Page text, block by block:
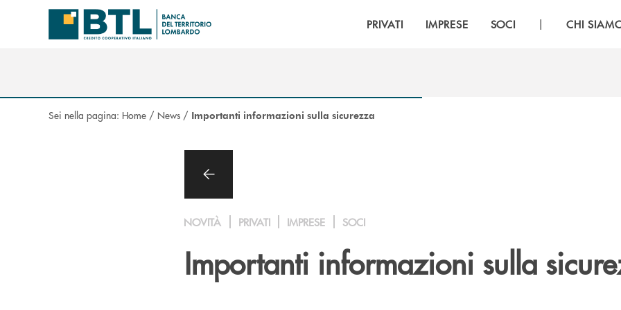
Salta al contenuto principale
PRIVATI IMPRESE SOCI | CHI
Sei nella pagina: Home / News / Importanti informazioni sulla sicurezza
NOVITÀ PRIVATI IMPRESE SOCI
Importanti informazioni sulla